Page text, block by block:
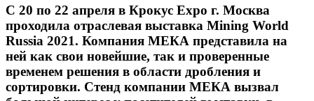
С 20 по 22 апреля в Крокус Expo г. Москва
проходила отраслевая выставка Mining World
Russia 2021. Компания МЕКА представила на
ней как свои новейшие, так и проверенные
временем решения в области дробления и
сортировки. Стенд компании МЕКА вызвал